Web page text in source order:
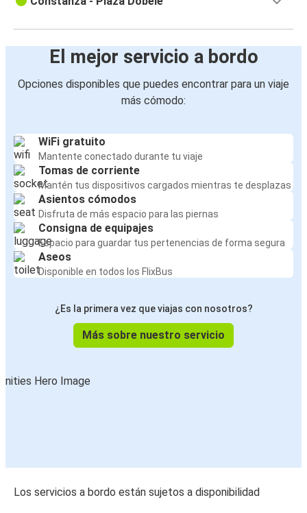
El mejor servicio a bordo
Opciones disponibles que puedes encontrar para un viaje
más cómodo:
WiFi gratuito
Mantente conectado durante tu viaje
Tomas de corriente
Mantén tus dispositivos cargados mientras te desplazas
Asientos cómodos
Disfruta de más espacio para las piernas
Consigna de equipajes
Espacio para guardar tus pertenencias de forma segura
Aseos
Disponible en todos los FlixBus
¿Es la primera vez que viajas con nosotros?
Más sobre nuestro servicio
Los servicios a bordo están sujetos a disponibilidad